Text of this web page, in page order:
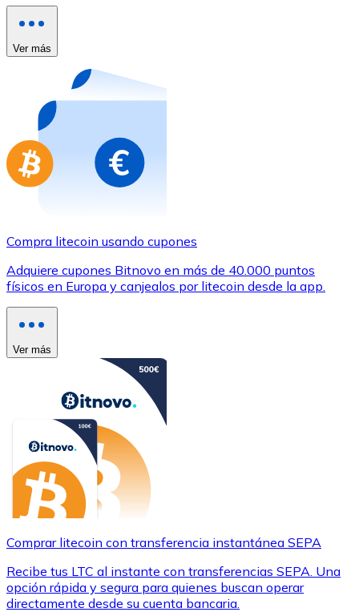
Nuevo
Compra tarjetas regalo de tus marcas favoritas con
Ir a la tienda de tarjetas regalo
Ver más
Compra litecoin usando cupones
Adquiere cupones Bitnovo en más de 40.000 puntos
físicos en Europa y canjealos por litecoin desde la app.
Ver más
Comprar litecoin con transferencia instantánea SEPA
Recibe tus LTC al instante con transferencias SEPA. Una
opción rápida y segura para quienes buscan operar
directamente desde su cuenta bancaria.